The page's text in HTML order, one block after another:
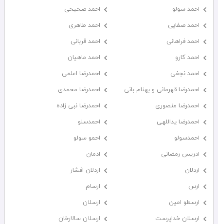
احمد سولو
احمد صحیحی
احمد صفایی
احمد طاهری
احمد فراهانی
احمد قربانی
احمد کارو
احمد ماهیان
احمد نجفی
احمدرضا اعلمی
احمدرضا قهرمانی و بهنام بانی
احمدرضا محمدی
احمدرضا منصوری
احمدرضا نبی زاده
احمدرضا یداللهی
احمدسلو
احمدسولو
احمو سولو
ادریس رمضانی
ادمان
اردلان
اردلان افشار
ارس
ارسام
ارسطو امین
ارسلان
ارسلان خداپرست
ارسلان سالارخان